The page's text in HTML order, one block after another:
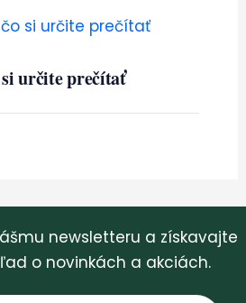
určite prečítať
newsletteru a získavajte
o novinkách a akciách.